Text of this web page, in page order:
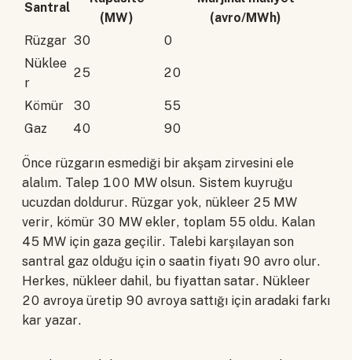
Santral
(MW)
(avro/MWh)
Rüzgar 30
0
Nüklee
r
25 20
Kömür 30
55
Gaz
40 90
Önce rüzgarın esmediği bir akşam zirvesini ele
alalım. Talep 100 MW olsun. Sistem kuyruğu
ucuzdan doldurur. Rüzgar yok, nükleer 25 MW
verir, kömür 30 MW ekler, toplam 55 oldu. Kalan
45 MW için gaza geçilir. Talebi karşılayan son
santral gaz olduğu için o saatin fiyatı 90 avro olur.
Herkes, nükleer dahil, bu fiyattan satar. Nükleer
20 avroya üretip 90 avroya sattığı için aradaki farkı
kar yazar.